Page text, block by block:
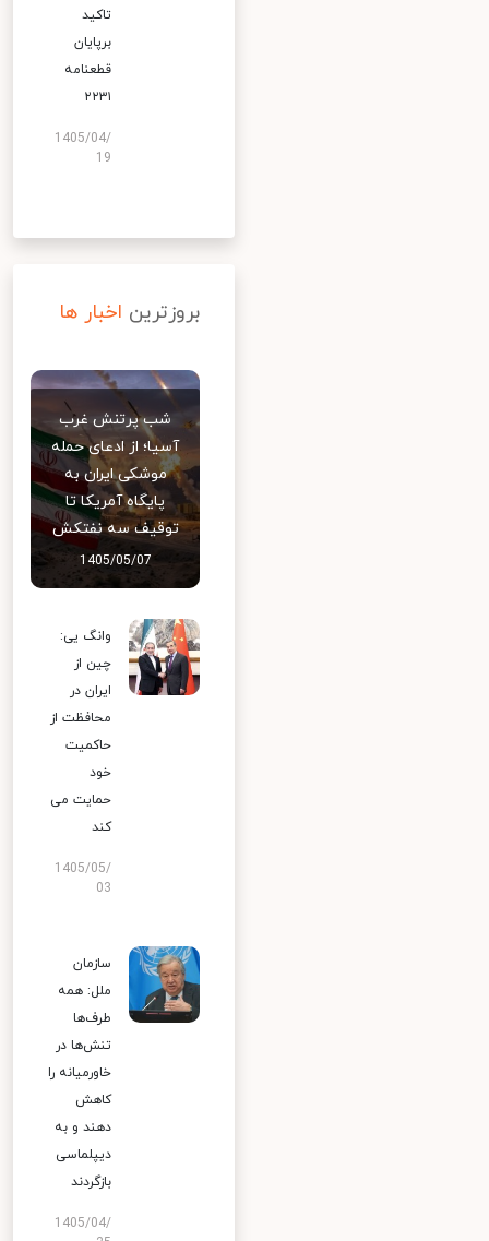
تاکید
برپایان
قطعنامه
۲۲۳۱
1405/04/
19
بروزترین اخبار ها
شب پرتنش غرب
آسیا؛ از ادعای حمله
موشکی ایران به
پایگاه آمریکا تا
توقیف سه نفتکش
1405/05/07
وانگ یی:
چین از
ایران در
محافظت از
حاکمیت
خود
حمایت می
کند
1405/05/
03
سازمان
ملل: همه
طرف‌ها
تنش‌ها در
خاورمیانه را
کاهش
دهند و به
دیپلماسی
بازگردند
1405/04/